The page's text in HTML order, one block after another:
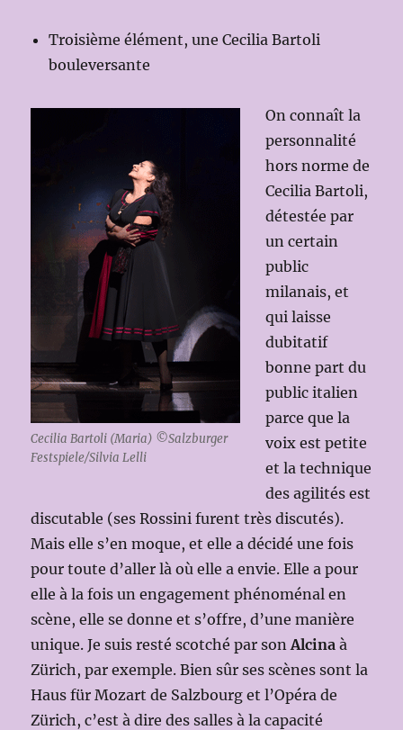
Troisième élément, une Cecilia Bartoli
bouleversante
Cecilia Bartoli (Maria) ©Salzburger
Festspiele/Silvia Lelli
On connaît la
personnalité
hors norme de
Cecilia Bartoli,
détestée par
un certain
public
milanais, et
qui laisse
dubitatif
bonne part du
public italien
parce que la
voix est petite
et la technique
des agilités est
discutable (ses Rossini furent très discutés).
Mais elle s’en moque, et elle a décidé une fois
pour toute d’aller là où elle a envie. Elle a pour
elle à la fois un engagement phénoménal en
scène, elle se donne et s’offre, d’une manière
unique. Je suis resté scotché par sonAlcina à
Zürich, par exemple. Bien sûr ses scènes sont la
Haus für Mozart de Salzbourg et l’Opéra de
Zürich, c’est à dire des salles à la capacité